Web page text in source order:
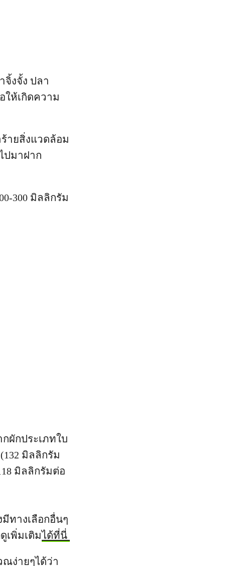
จิ้งจั้ง ปลา
ให้เกิดความ
ายสิ่งแวดล้อม
ปมาฝาก
300 มิลลิกรัม
ผักประเภทใบ
มิลลิกรัม
มิลลิกรัมต่อ
ทางเลือกอื่นๆ
เพิ่มเติมได้ที่นี่
ง่ายๆได้ว่า